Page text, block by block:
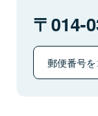
014-
郵便番号